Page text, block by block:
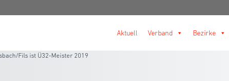
Aktuell Verband Bezirke
Fils ist Ü32-Meister 2019